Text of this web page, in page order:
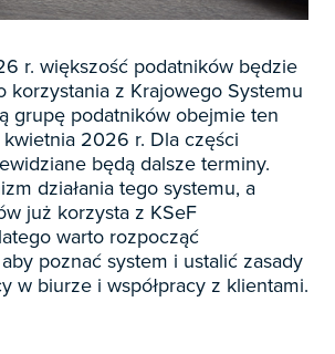

Czasopisma
E-wydania
Książki
E-booki
Webinaria
finanse 
Czasopisma
E-wydania
Książki
E-booki
Webinaria

Czasopisma
E-wydania
Książki
E-booki
Webinaria

Czasopisma
E-wydania
Książki
E-booki

Czasopisma
E-wydania

Czasopisma
r. większość podatników będzie
korzystania z Krajowego Systemu
grupę podatników obejmie ten
2026 r. Dla części
będą dalsze terminy.
działania tego systemu, a
już korzysta z KSeF
warto rozpocząć
poznać system i ustalić zasady
w biurze i współpracy z klientami.